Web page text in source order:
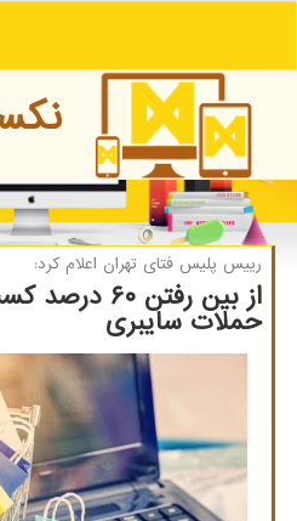
رییس پلیس فتای تهران اعلام كرد:
از بین رفتن
حملات سایبری